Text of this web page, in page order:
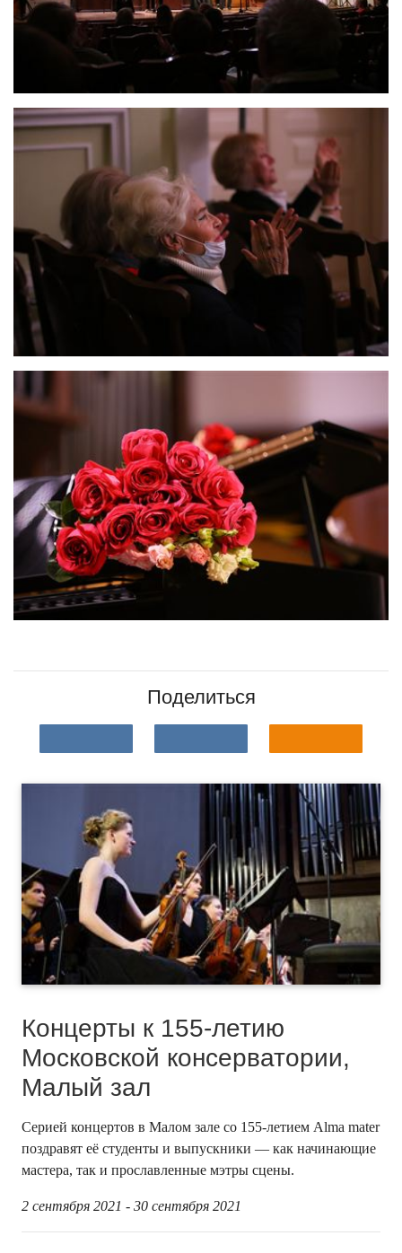
Поделиться
Концерты к 155-летию
Московской консерватории,
Малый зал
Серией концертов в Малом зале со 155-летием Alma mater
поздравят её студенты и выпускники — как начинающие
мастера, так и прославленные мэтры сцены.
2 сентября 2021 - 30 сентября 2021